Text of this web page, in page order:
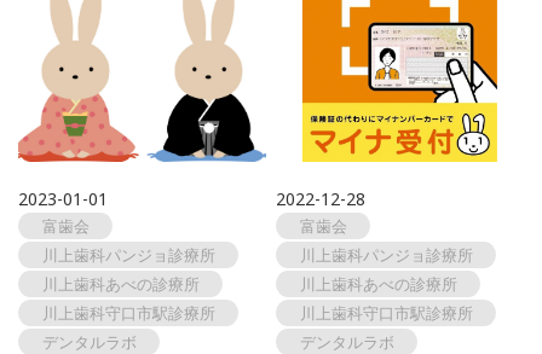
2023-01-01
富歯会
川上歯科パンジョ診療所
川上歯科あべの診療所
川上歯科守口市駅診療所
デンタルラボ
2022-12-28
富歯会
川上歯科パンジョ診療所
川上歯科あべの診療所
川上歯科守口市駅診療所
デンタルラボ